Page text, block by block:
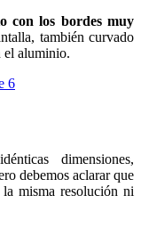
con los bordes muy
también curvado
el aluminio.
dimensiones,
debemos aclarar que
misma resolución ni